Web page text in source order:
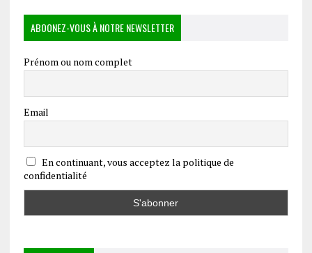
ABOONEZ-VOUS À NOTRE NEWSLETTER
Prénom ou nom complet
Email
En continuant, vous acceptez la politique de
confidentialité